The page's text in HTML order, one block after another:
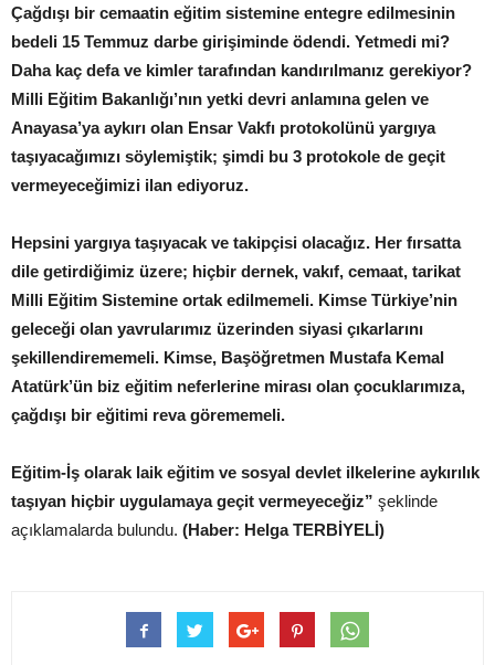
Çağdışı bir cemaatin eğitim sistemine entegre edilmesinin
bedeli 15 Temmuz darbe girişiminde ödendi. Yetmedi mi?
Daha kaç defa ve kimler tarafından kandırılmanız gerekiyor?
Milli Eğitim Bakanlığı’nın yetki devri anlamına gelen ve
Anayasa’ya aykırı olan Ensar Vakfı protokolünü yargıya
taşıyacağımızı söylemiştik; şimdi bu 3 protokole de geçit
vermeyeceğimizi ilan ediyoruz.
Hepsini yargıya taşıyacak ve takipçisi olacağız. Her fırsatta
dile getirdiğimiz üzere; hiçbir dernek, vakıf, cemaat, tarikat
Milli Eğitim Sistemine ortak edilmemeli. Kimse Türkiye’nin
geleceği olan yavrularımız üzerinden siyasi çıkarlarını
şekillendirememeli. Kimse, Başöğretmen Mustafa Kemal
Atatürk’ün biz eğitim neferlerine mirası olan çocuklarımıza,
çağdışı bir eğitimi reva görememeli.
Eğitim-İş olarak laik eğitim ve sosyal devlet ilkelerine aykırılık
taşıyan hiçbir uygulamaya geçit vermeyeceğiz” şeklinde
açıklamalarda bulundu. (Haber: Helga TERBİYELİ)